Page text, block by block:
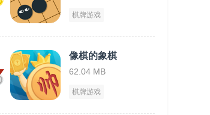
棋牌游戏
像棋的象棋
62.04 MB
棋牌游戏